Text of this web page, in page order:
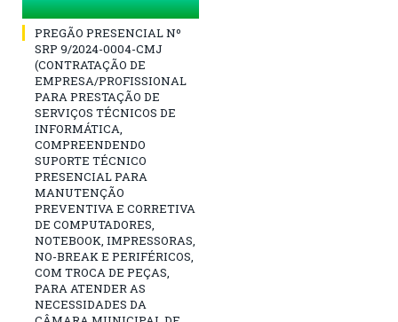
PREGÃO PRESENCIAL Nº
SRP 9/2024-0004-CMJ
(CONTRATAÇÃO DE
EMPRESA/PROFISSIONAL
PARA PRESTAÇÃO DE
SERVIÇOS TÉCNICOS DE
INFORMÁTICA,
COMPREENDENDO
SUPORTE TÉCNICO
PRESENCIAL PARA
MANUTENÇÃO
PREVENTIVA E CORRETIVA
DE COMPUTADORES,
NOTEBOOK, IMPRESSORAS,
NO-BREAK E PERIFÉRICOS,
COM TROCA DE PEÇAS,
PARA ATENDER AS
NECESSIDADES DA